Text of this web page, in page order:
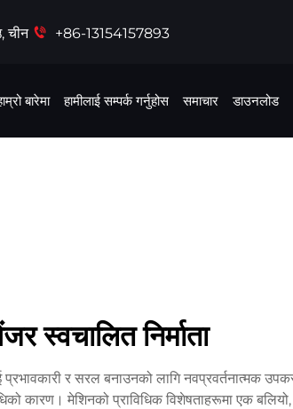
चीन +86-13154157893
बारेमा हामीलाई सम्पर्क गर्नुहोस समाचार डाउनलोड
स्वचालित निर्माता
र सरल बनाउनको लागि नवप्रवर्तनात्मक
कारण। मेशिनको प्राविधिक विशेषताहरूमा एक बलियो,